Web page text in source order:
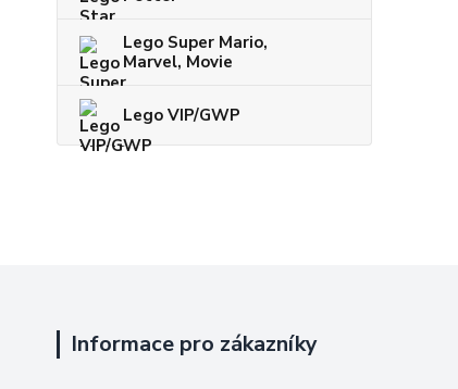
Lego Super Mario,
Marvel, Movie
Lego VIP/GWP
Informace pro zákazníky